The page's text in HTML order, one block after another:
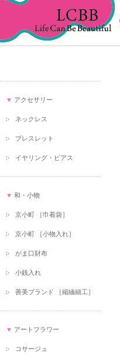
▼ アクセサリー
ネックレス
ブレスレット
イヤリング・ピアス
▼ 和・小物
京小町 ［巾着袋］
京小町 ［小物入れ］
がま口財布
小銭入れ
善美ブランド ［縮緬細工］
▼ アートフラワー
コサージュ